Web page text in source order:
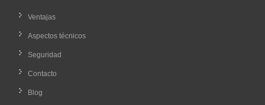
Ventajas
Aspectos técnicos
Seguridad
Contacto
Blog